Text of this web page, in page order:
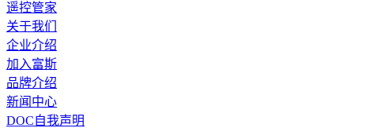
遥控管家
关于我们
企业介绍
加入富斯
品牌介绍
新闻中心
DOC自我声明